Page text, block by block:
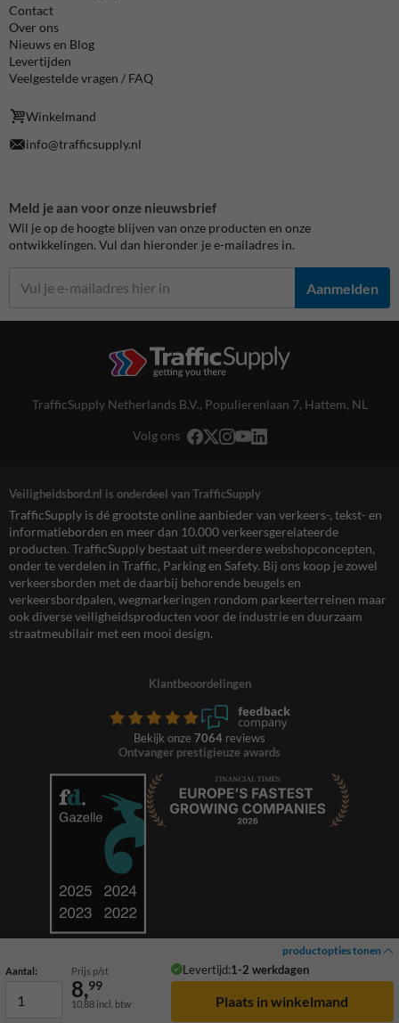
productopties tonen
Aantal: Prijs p/st Levertijd:1-2 werkdagen
8,99
10,88 incl. btw
Contact
Over ons
Nieuws en Blog
Levertijden
Veelgestelde vragen / FAQ
Winkelmand
info@trafficsupply.nl
Meld je aan voor onze nieuwsbrief
Wil je op de hoogte blijven van onze producten en onze
ontwikkelingen. Vul dan hieronder je e-mailadres in.
Aanmelden
TrafficSupply Netherlands B.V., Populierenlaan 7, Hattem, NL
Volg ons
Veiligheidsbord.nl is onderdeel van TrafficSupply
TrafficSupply is dé grootste online aanbieder van verkeers-, tekst- en
informatieborden en meer dan 10.000 verkeersgerelateerde
producten. TrafficSupply bestaat uit meerdere webshopconcepten,
onder te verdelen in Traffic, Parking en Safety. Bij ons koop je zowel
verkeersborden met de daarbij behorende beugels en
verkeersbordpalen, wegmarkeringen rondom parkeerterreinen maar
ook diverse veiligheidsproducten voor de industrie en duurzaam
straatmeubilair met een mooi design.
Klantbeoordelingen
Bekijk onze 7064 reviews
Ontvanger prestigieuze awards
© 2026 TrafficSupply. Alle rechten voorbehouden.